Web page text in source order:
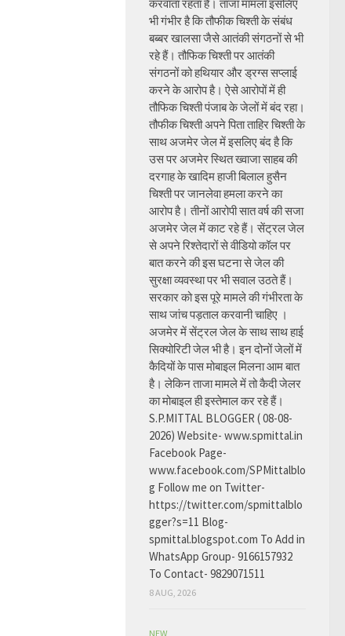
करवाता रहता है। ताजा मामला इसलिए
भी गंभीर है कि तौफीक चिश्ती के संबंध
बब्बर खालसा जैसे आतंकी संगठनों से भी
रहे हैं। तौफिक चिश्ती पर आतंकी
संगठनों को हथियार और ड्रग्स सप्लाई
करने के आरोप है। ऐसे आरोपों में ही
तौफिक चिश्ती पंजाब के जेलों में बंद रहा।
तौफीक चिश्ती अपने पिता ताहिर चिश्ती के
साथ अजमेर जेल में इसलिए बंद है कि
उस पर अजमेर स्थित ख्वाजा साहब की
दरगाह के खादिम हाजी बिलाल हुसैन
चिश्ती पर जानलेवा हमला करने का
आरोप है। तीनों आरोपी सात वर्ष की सजा
अजमेर जेल में काट रहे हैं। सेंट्रल जेल
से अपने रिश्तेदारों से वीडियो कॉल पर
बात करने की इस घटना से जेल की
सुरक्षा व्यवस्था पर भी सवाल उठते हैं।
सरकार को इस पूरे मामले की गंभीरता के
साथ जांच पड़ताल करवानी चाहिए ।
अजमेर में सेंट्रल जेल के साथ साथ हाई
सिक्योरिटी जेल भी है। इन दोनों जेलों में
कैदियों के पास मोबाइल मिलना आम बात
है। लेकिन ताजा मामले में तो कैदी जेलर
का मोबाइल ही इस्तेमाल कर रहे हैं।
S.P.MITTAL BLOGGER ( 08-08-
2026) Website- www.spmittal.in
Facebook Page-
www.facebook.com/SPMittalblo
g Follow me on Twitter-
https://twitter.com/spmittalblo
gger?s=11 Blog-
spmittal.blogspot.com To Add in
WhatsApp Group- 9166157932
To Contact- 9829071511
8 AUG, 2026
NEW